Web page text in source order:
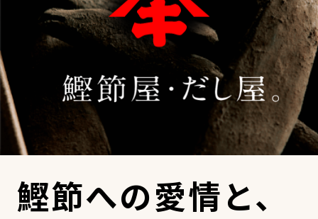
ヤマキ『めんつゆ』 ヤマキ 割烹白だし
おいしいレシピを探す
主食レシピ
主菜レシピ
汁物レシピ
かつお節・だしを楽しむ
かつお節・だしを知る
だしの取り方
かつお節の削り方
かつお節・だしをもっと知る
CM
キャンペーン一覧
企業・採用情報
企業情報
- 百年対話
お問い合わせ
ヤマキお客様相談室
オンラインショップ
鰹節への愛情と、